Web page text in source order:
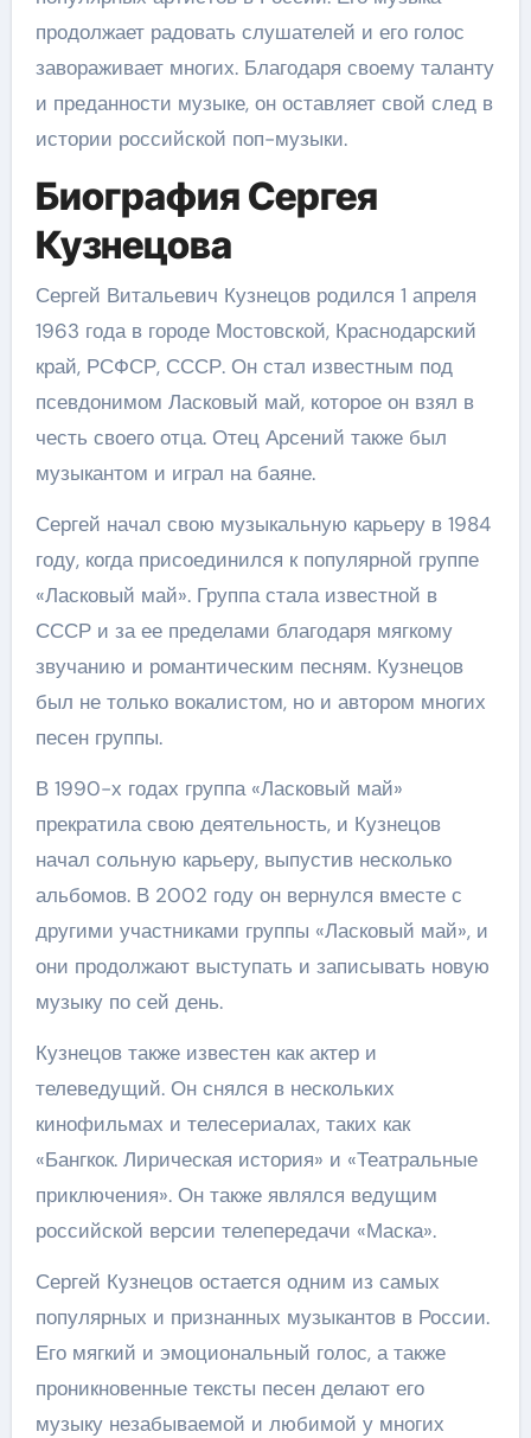
продолжает радовать слушателей и его голос
завораживает многих. Благодаря своему таланту
и преданности музыке, он оставляет свой след в
истории российской поп-музыки.
Биография Сергея
Кузнецова
Сергей Витальевич Кузнецов родился 1 апреля
1963 года в городе Мостовской, Краснодарский
край, РСФСР, СССР. Он стал известным под
псевдонимом Ласковый май, которое он взял в
честь своего отца. Отец Арсений также был
музыкантом и играл на баяне.
Сергей начал свою музыкальную карьеру в 1984
году, когда присоединился к популярной группе
«Ласковый май». Группа стала известной в
СССР и за ее пределами благодаря мягкому
звучанию и романтическим песням. Кузнецов
был не только вокалистом, но и автором многих
песен группы.
В 1990-х годах группа «Ласковый май»
прекратила свою деятельность, и Кузнецов
начал сольную карьеру, выпустив несколько
альбомов. В 2002 году он вернулся вместе с
другими участниками группы «Ласковый май», и
они продолжают выступать и записывать новую
музыку по сей день.
Кузнецов также известен как актер и
телеведущий. Он снялся в нескольких
кинофильмах и телесериалах, таких как
«Бангкок. Лирическая история» и «Театральные
приключения». Он также являлся ведущим
российской версии телепередачи «Маска».
Сергей Кузнецов остается одним из самых
популярных и признанных музыкантов в России.
Его мягкий и эмоциональный голос, а также
проникновенные тексты песен делают его
музыку незабываемой и любимой у многих